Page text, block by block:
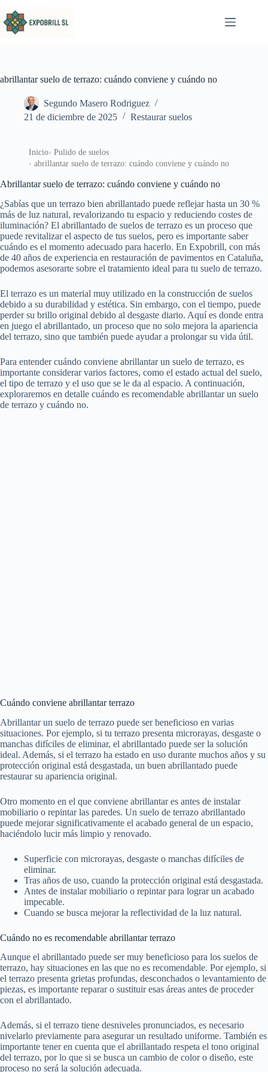
abrillantar suelo de terrazo: cuándo conviene y cuándo no
Segundo Masero Rodriguez
21 de diciembre de 2025
Restaurar suelos
Inicio
Pulido de suelos
abrillantar suelo de terrazo: cuándo conviene y cuándo no
Abrillantar suelo de terrazo: cuándo conviene y cuándo no
¿Sabías que un terrazo bien abrillantado puede reflejar hasta un 30 %
más de luz natural, revalorizando tu espacio y reduciendo costes de
iluminación? El abrillantado de suelos de terrazo es un proceso que
puede revitalizar el aspecto de tus suelos, pero es importante saber
cuándo es el momento adecuado para hacerlo. En Expobrill, con más
de 40 años de experiencia en restauración de pavimentos en Cataluña,
podemos asesorarte sobre el tratamiento ideal para tu suelo de terrazo.
El terrazo es un material muy utilizado en la construcción de suelos
debido a su durabilidad y estética. Sin embargo, con el tiempo, puede
perder su brillo original debido al desgaste diario. Aquí es donde entra
en juego el abrillantado, un proceso que no solo mejora la apariencia
del terrazo, sino que también puede ayudar a prolongar su vida útil.
Para entender cuándo conviene abrillantar un suelo de terrazo, es
importante considerar varios factores, como el estado actual del suelo,
el tipo de terrazo y el uso que se le da al espacio. A continuación,
exploraremos en detalle cuándo es recomendable abrillantar un suelo
de terrazo y cuándo no.
Cuándo conviene abrillantar terrazo
Abrillantar un suelo de terrazo puede ser beneficioso en varias
situaciones. Por ejemplo, si tu terrazo presenta microrayas, desgaste o
manchas difíciles de eliminar, el abrillantado puede ser la solución
ideal. Además, si el terrazo ha estado en uso durante muchos años y su
protección original está desgastada, un buen abrillantado puede
restaurar su apariencia original.
Otro momento en el que conviene abrillantar es antes de instalar
mobiliario o repintar las paredes. Un suelo de terrazo abrillantado
puede mejorar significativamente el acabado general de un espacio,
haciéndolo lucir más limpio y renovado.
Superficie con microrayas, desgaste o manchas difíciles de
eliminar.
Tras años de uso, cuando la protección original está desgastada.
Antes de instalar mobiliario o repintar para lograr un acabado
impecable.
Cuando se busca mejorar la reflectividad de la luz natural.
Cuándo no es recomendable abrillantar terrazo
Aunque el abrillantado puede ser muy beneficioso para los suelos de
terrazo, hay situaciones en las que no es recomendable. Por ejemplo, si
el terrazo presenta grietas profundas, desconchados o levantamiento de
piezas, es importante reparar o sustituir esas áreas antes de proceder
con el abrillantado.
Además, si el terrazo tiene desniveles pronunciados, es necesario
nivelarlo previamente para asegurar un resultado uniforme. También es
importante tener en cuenta que el abrillantado respeta el tono original
del terrazo, por lo que si se busca un cambio de color o diseño, este
proceso no será la solución adecuada.